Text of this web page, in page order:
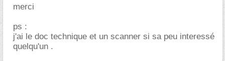
merci
ps :
j'ai le doc technique et un scanner si sa peu interessé
quelqu'un .